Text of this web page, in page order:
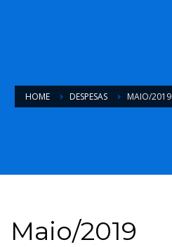
HOME DESPESAS MAIO/2019
Maio/2019